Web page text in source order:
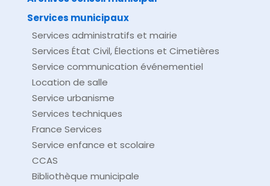
Services municipaux
Services administratifs et mairie
Services État Civil, Élections et Cimetières
Service communication événementiel
Location de salle
Service urbanisme
Services techniques
France Services
Service enfance et scolaire
CCAS
Bibliothèque municipale